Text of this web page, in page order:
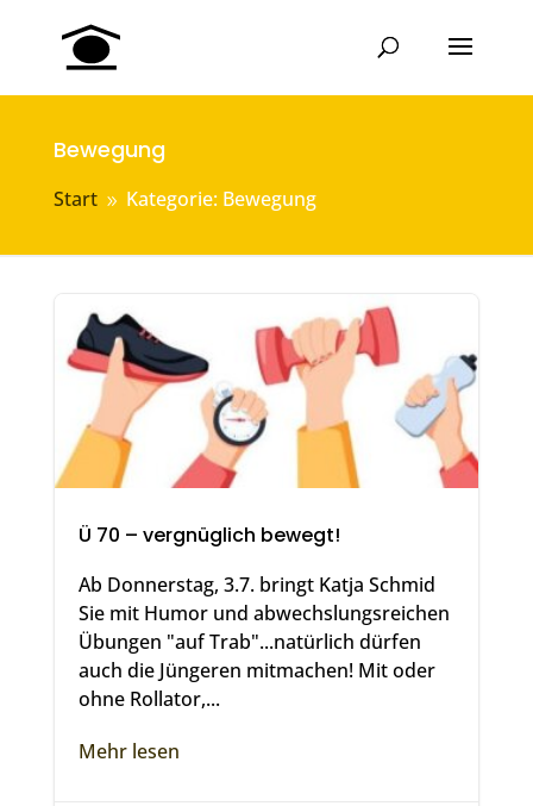
Bewegung
Start 9 Kategorie: Bewegung
Ü 70 – vergnüglich bewegt!
Ab Donnerstag, 3.7. bringt Katja Schmid
Sie mit Humor und abwechslungsreichen
Übungen "auf Trab"...natürlich dürfen
auch die Jüngeren mitmachen! Mit oder
ohne Rollator,...
Mehr lesen